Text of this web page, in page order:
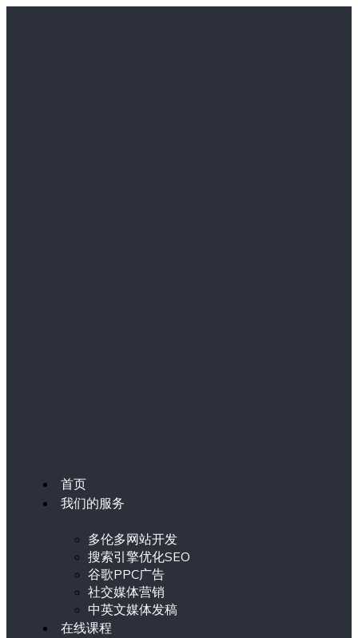
首页
我们的服务
多伦多网站开发
搜索引擎优化SEO
谷歌PPC广告
社交媒体营销
中英文媒体发稿
在线课程